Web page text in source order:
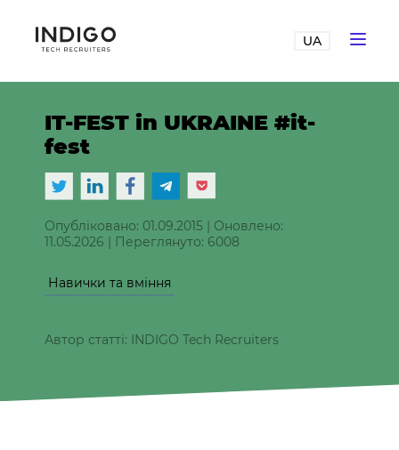
UA
IT-FEST in UKRAINE #it-
fest
Опубліковано: 01.09.2015 | Оновлено:
11.05.2026 | Переглянуто: 6008
Навички та вміння
Автор статті: INDIGO Tech Recruiters